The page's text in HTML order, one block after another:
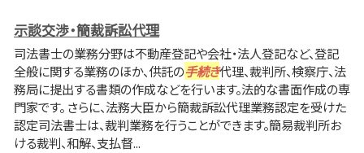
示談交渉・簡裁訴訟代理
司法書士の業務分野は不動産登記や会社・法人登記など、登記
全般に関する業務のほか、供託の手続き代理、裁判所、検察庁、法
務局に提出する書類の作成などを行います。法的な書面作成の専
門家です。 さらに、法務大臣から簡裁訴訟代理業務認定を受けた
認定司法書士は、裁判業務を行うことができます。簡易裁判所お
ける裁判、和解、支払督...